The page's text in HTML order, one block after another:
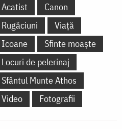
Acatist
Canon
Rugăciuni
Viață
Icoane
Sfinte moaște
Locuri de pelerinaj
Sfântul Munte Athos
Video
Fotografii